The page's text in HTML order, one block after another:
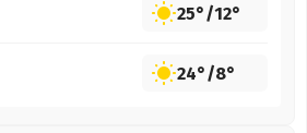
25°/12°
24°/8°